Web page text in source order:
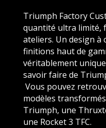
Triumph Factory
quantité ultra limité,
ateliers. Un design à
finitions haut de
véritablement
savoir faire de
Vous pouvez
modèles
Triumph, une
une Rocket 3 TFC.